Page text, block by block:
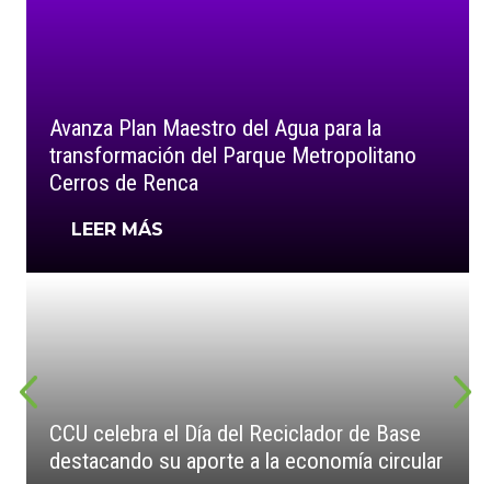
Avanza Plan Maestro del Agua para la
transformación del Parque Metropolitano
Cerros de Renca
LEER MÁS
CCU celebra el Día del Reciclador de Base
destacando su aporte a la economía circular